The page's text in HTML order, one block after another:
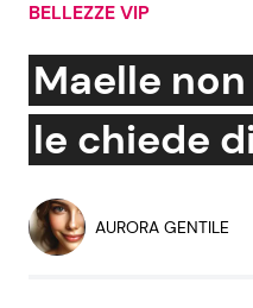
Social News
News dal mondo
BELLEZZE VIP
Maelle
le chiede
AURORA GENTILE